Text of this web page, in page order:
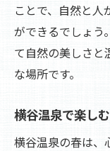
四季折
横谷温
自然と
温泉で
四季の
横谷温
ことで、自然と人
ができるでしょう
て自然の美しさと
な場所です。
横谷温泉で楽し
横谷温泉の春は、